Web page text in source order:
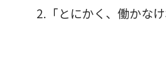
2.「とにかく、働かな